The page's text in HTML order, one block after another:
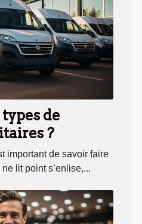
de
?
important de savoir faire
lit point s’enlise,...